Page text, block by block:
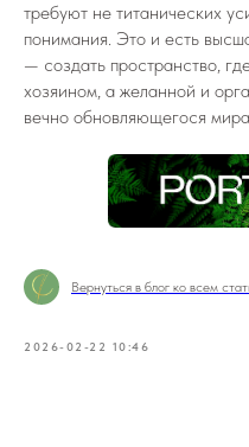
требуют не титанических
понимания. Это и есть
— создать пространство,
хозяином, а желанной и
вечно обновляющегося
Вернуться в блог ко всем
2026-02-22 10:46